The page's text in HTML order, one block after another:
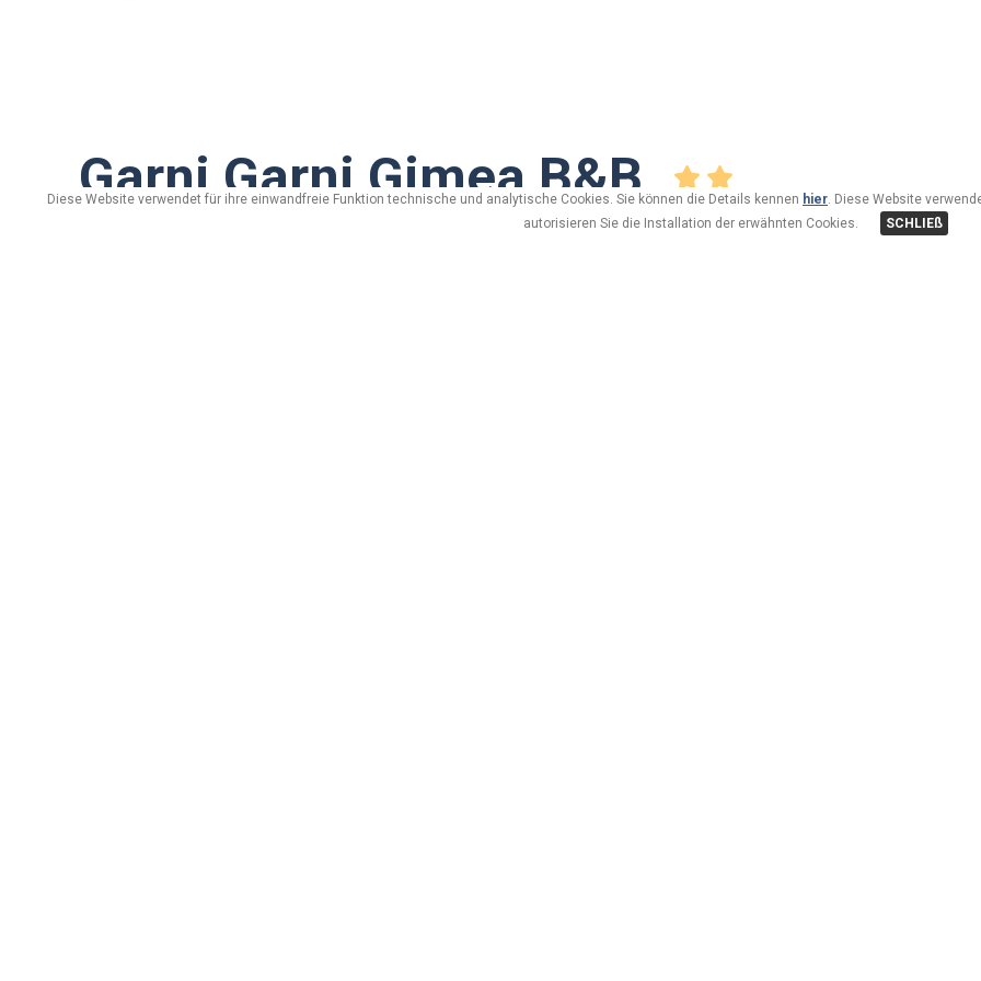
Garni Garni Gimea B&B
Diese Website verwendet für ihre einwandfreie Funktion technische und analytische Cookies. Sie können die Details kennen hier. Diese Website
autorisieren Sie die Installation der erwähnten Cookies.
SCHLIEß